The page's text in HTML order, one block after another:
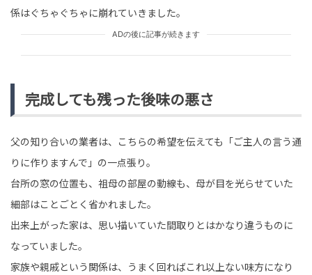
係はぐちゃぐちゃに崩れていきました。
ADの後に記事が続きます
完成しても残った後味の悪さ
父の知り合いの業者は、こちらの希望を伝えても「ご主人の言う通
りに作りますんで」の一点張り。
台所の窓の位置も、祖母の部屋の動線も、母が目を光らせていた
細部はことごとく省かれました。
出来上がった家は、思い描いていた間取りとはかなり違うものに
なっていました。
家族や親戚という関係は、うまく回ればこれ以上ない味方になり